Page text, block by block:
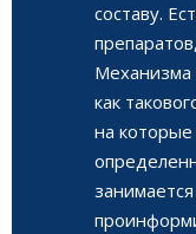
составу.
Механизма
как
на